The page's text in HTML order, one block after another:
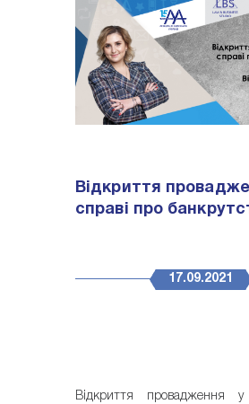
Відкриття
справі про
17.09.2021
Відкриття провадження